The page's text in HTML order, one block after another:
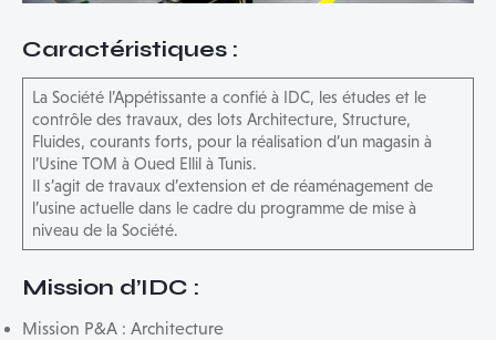
Caractéristiques :
La Société l’Appétissante a confié à IDC, les études et le
contrôle des travaux, des lots Architecture, Structure,
Fluides, courants forts, pour la réalisation d’un magasin à
l’Usine TOM à Oued Ellil à Tunis.
Il s’agit de travaux d’extension et de réaménagement de
l’usine actuelle dans le cadre du programme de mise à
niveau de la Société.
Mission d’IDC :
Mission P&A : Architecture